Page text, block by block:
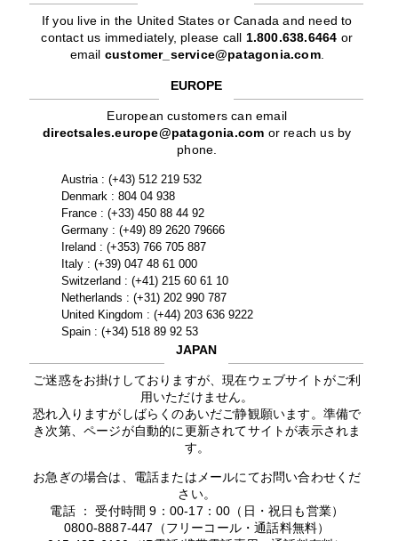
If you live in the United States or Canada and need to
contact us immediately, please call 1.800.638.6464 or
email customer_service@patagonia.com.
EUROPE
European customers can email
directsales.europe@patagonia.com or reach us by
phone.
Austria : (+43) 512 219 532
Denmark : 804 04 938
France : (+33) 450 88 44 92
Germany : (+49) 89 2620 79666
Ireland : (+353) 766 705 887
Italy : (+39) 047 48 61 000
Switzerland : (+41) 215 60 61 10
Netherlands : (+31) 202 990 787
United Kingdom : (+44) 203 636 9222
Spain : (+34) 518 89 92 53
JAPAN
ご迷惑をお掛けしておりますが、現在ウェブサイトがご利
用いただけません。
恐れ入りますがしばらくのあいだご静観願います。準備で
き次第、ページが自動的に更新されてサイトが表示されま
す。
お急ぎの場合は、電話またはメールにてお問い合わせくだ
さい。
電話 ： 受付時間 9：00-17：00（日・祝日も営業）
0800-8887-447（フリーコール・通話料無料）